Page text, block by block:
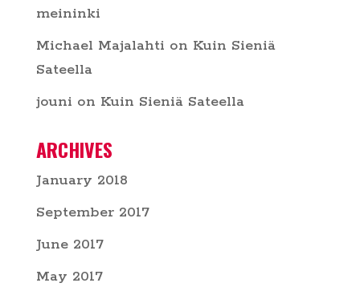
meininki
Michael Majalahti on Kuin Sieniä
Sateella
jouni on Kuin Sieniä Sateella
ARCHIVES
January 2018
September 2017
June 2017
May 2017